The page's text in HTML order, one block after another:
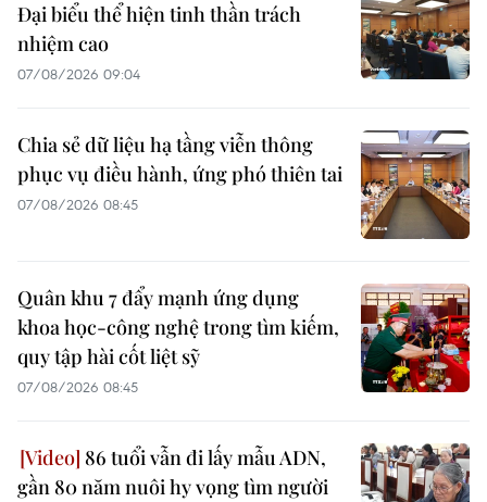
Đại biểu thể hiện tinh thần trách
nhiệm cao
07/08/2026 09:04
Chia sẻ dữ liệu hạ tầng viễn thông
phục vụ điều hành, ứng phó thiên tai
07/08/2026 08:45
Quân khu 7 đẩy mạnh ứng dụng
khoa học-công nghệ trong tìm kiếm,
quy tập hài cốt liệt sỹ
07/08/2026 08:45
86 tuổi vẫn đi lấy mẫu ADN,
gần 80 năm nuôi hy vọng tìm người